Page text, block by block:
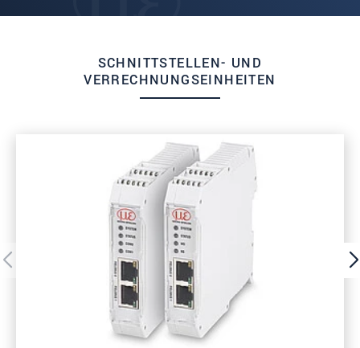
SCHNITTSTELLEN- UND
VERRECHNUNGSEINHEITEN